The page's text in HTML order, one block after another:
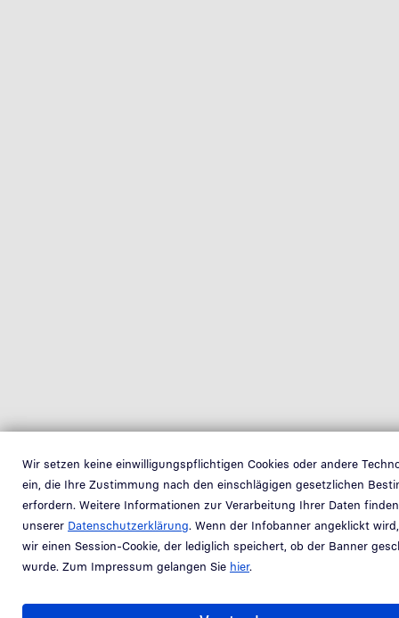
Wir setzen keine einwilligungspflichtigen Cookies oder andere
ein, die Ihre Zustimmung nach den einschlägigen gesetzlichen
erfordern. Weitere Informationen zur Verarbeitung Ihrer Daten
unserer Datenschutzerklärung. Wenn der Infobanner angeklickt
wir einen Session-Cookie, der lediglich speichert, ob der Banner
wurde. Zum Impressum gelangen Sie hier.